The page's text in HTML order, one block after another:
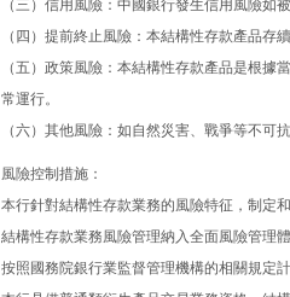
（三）信用風險：中國銀行發生信用風險如
（四）提前終止風險：本結構性存款產品存
（五）政策風險：本結構性存款產品是根
常運行。
（六）其他風險：如自然災害、戰爭等不可
風險控制措施：
本行針對結構性存款業務的風險特征，制定
結構性存款業務風險管理納入全面風險管理
按照國務院銀行業監督管理機構的相關規定計